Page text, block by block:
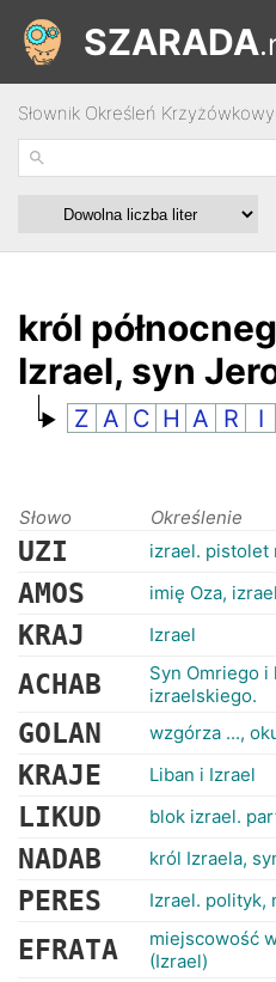
SZARADA
Słownik Określeń
król
Izrael, syn
Z A C H A R I
Słowo Określenie
UZI izrael. pistolet
AMOS imię Oza,
KRAJ Izrael
ACHAB
Syn Omriego i
izraelskiego.
GOLAN wzgórza ...,
KRAJE Liban i Izrael
LIKUD blok izrael.
NADAB król Izraela,
PERES Izrael. polityk,
EFRATA
miejscowość
(Izrael)